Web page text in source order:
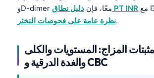
وD-dimer معًا، فإن دليل نطاق PT INR مع
نظرة عامة على فحوصات التخثر.
المزاج: المستويات والكلى
والغدة الدرقية و CBC
日本語
ქართული
Русский